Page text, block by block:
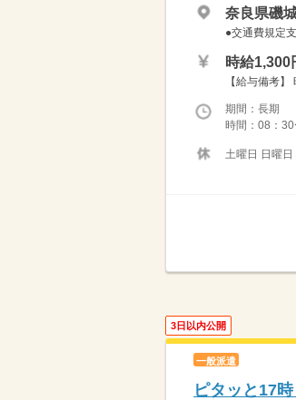
奈良県磯
●交通費規定
時給1,300
【給与備考
期間：長期
時間：08：
土曜日 日曜日
3日以内公開
一般派遣
ピタッと17